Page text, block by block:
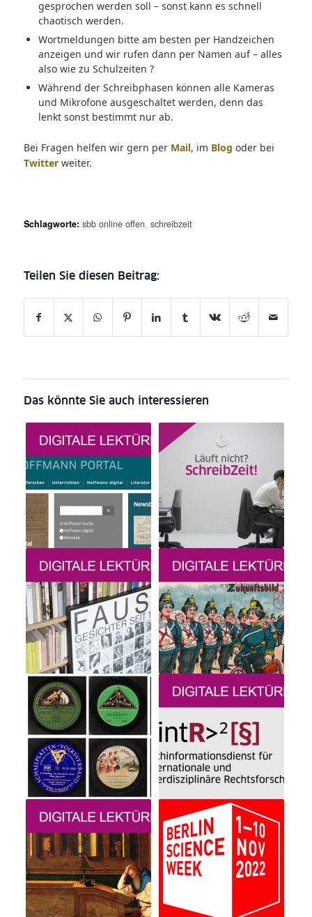
gesprochen werden soll – sonst kann es schnell
chaotisch werden.
Wortmeldungen bitte am besten per Handzeichen
anzeigen und wir rufen dann per Namen auf – alles
also wie zu Schulzeiten ?
Während der Schreibphasen können alle Kameras
und Mikrofone ausgeschaltet werden, denn das
lenkt sonst bestimmt nur ab.
Bei Fragen helfen wir gern per Mail, im Blog oder bei
Twitterweiter.
Schlagworte: sbb online offen, schreibzeit
Das könnte Sie auch interessieren